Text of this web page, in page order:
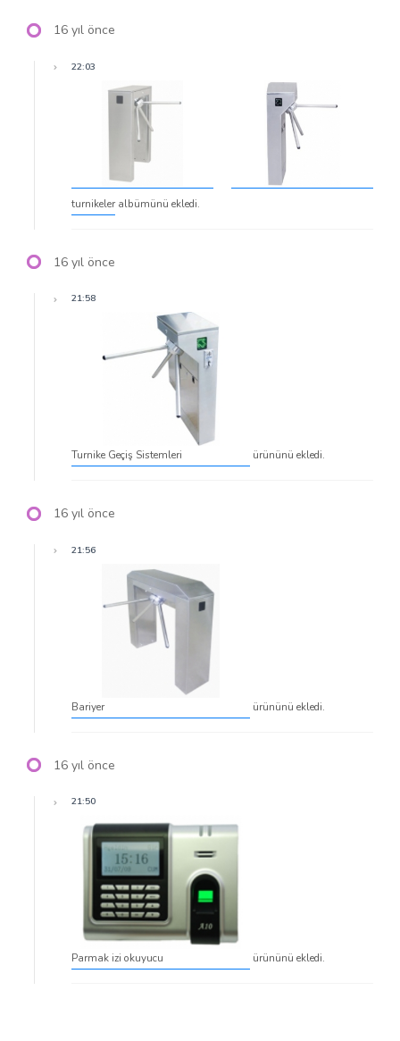
16 yıl önce
22:03
turnikeler albümünü ekledi.
16 yıl önce
21:58
Turnike Geçiş Sistemleri ürününü ekledi.
16 yıl önce
21:56
Bariyer ürününü ekledi.
16 yıl önce
21:50
Parmak izi okuyucu ürününü ekledi.